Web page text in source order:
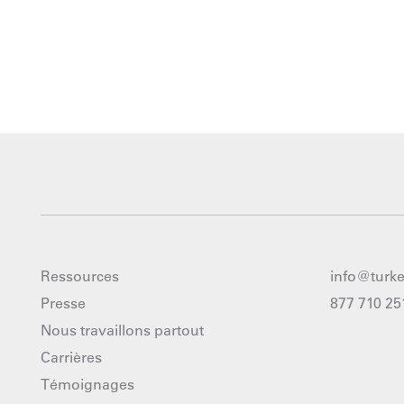
Ressources
Presse
Nous travaillons partout
Carrières
Témoignages
877 710